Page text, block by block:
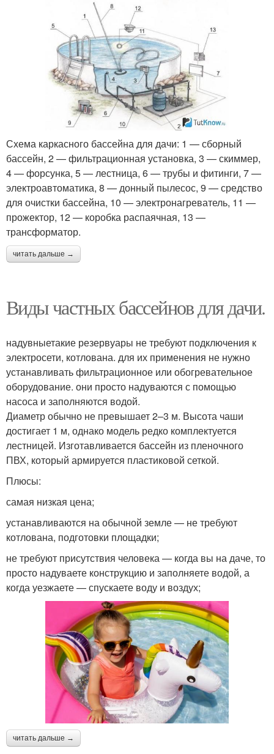
Схема каркасного бассейна для дачи: 1 — сборный
бассейн, 2 — фильтрационная установка, 3 — скиммер,
4 — форсунка, 5 — лестница, 6 — трубы и фитинги, 7 —
электроавтоматика, 8 — донный пылесос, 9 — средство
для очистки бассейна, 10 — электронагреватель, 11 —
прожектор, 12 — коробка распаячная, 13 —
трансформатор.
читать дальше →
Виды частных бассейнов для дачи.
надувныетакие резервуары не требуют подключения к
электросети, котлована. для их применения не нужно
устанавливать фильтрационное или обогревательное
оборудование. они просто надуваются с помощью
насоса и заполняются водой.
Диаметр обычно не превышает 2–3 м. Высота чаши
достигает 1 м, однако модель редко комплектуется
лестницей. Изготавливается бассейн из пленочного
ПВХ, который армируется пластиковой сеткой.
Плюсы:
самая низкая цена;
устанавливаются на обычной земле — не требуют
котлована, подготовки площадки;
не требуют присутствия человека — когда вы на даче, то
просто надуваете конструкцию и заполняете водой, а
когда уезжаете — спускаете воду и воздух;
читать дальше →